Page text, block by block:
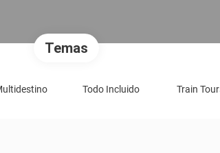
Temas
Todo Incluido Train